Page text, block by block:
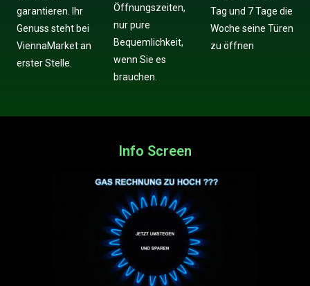
garantieren. Ihr
Genuss steht bei
ViennaMarket an
erster Stelle.
Öffnungszeiten,
nur pure
Bequemlichkeit,
wenn Sie es
brauchen.
Tag und 7 Tage die
Woche seine Türen
zu öffnen
Info Screen